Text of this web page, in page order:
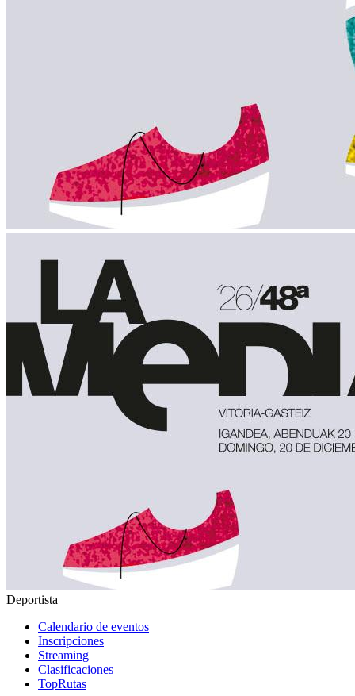
Deportista
Calendario de eventos
Inscripciones
Streaming
Clasificaciones
TopRutas